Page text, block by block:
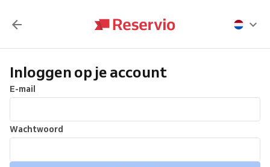
Inloggen op je account
E-mail
Wachtwoord